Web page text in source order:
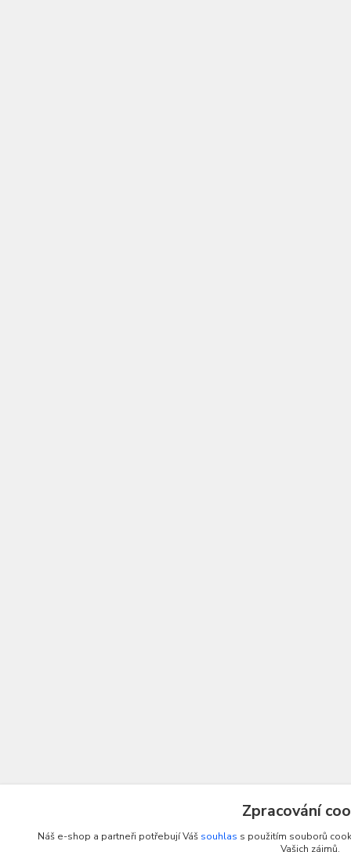
Zpracování
Náš e-shop a partneři potřebují Váš souhlas s použitím souborů
Vašich zájmů.